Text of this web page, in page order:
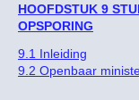
HOOFDSTUK 9
OPSPORING
9.1 Inleiding
9.2 Openbaar